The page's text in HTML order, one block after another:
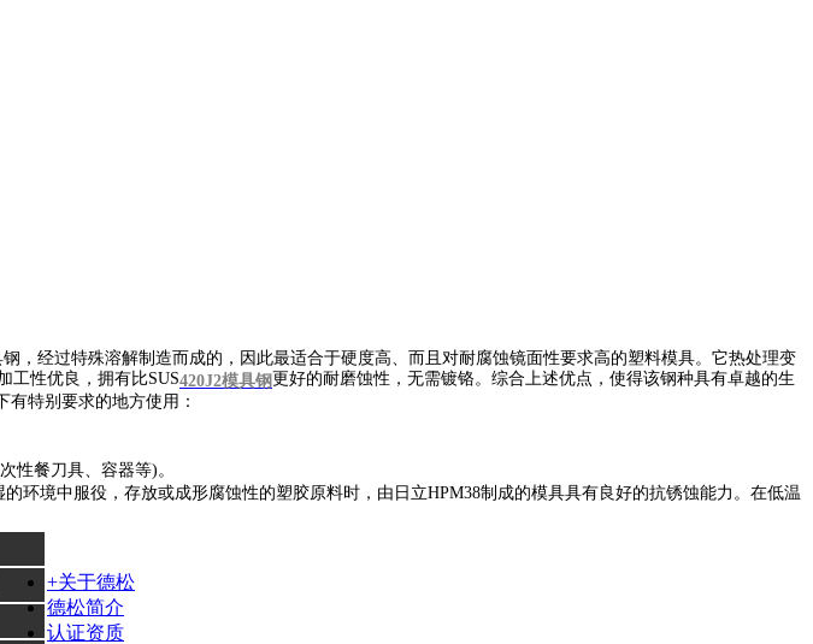
，经过特殊溶解制造而成的，因此最适合于硬度高、而且对耐腐蚀镜面性要求高的塑料模具。它热处理变
工性优良，拥有比SUS420J2模具钢 更好的耐磨蚀性，无需镀铬。综合上述优点，使得该钢种具有卓越的生
特别要求的地方使用：
性餐刀具、容器等)。
环境中服役，存放或成形腐蚀性的塑胶原料时，由日立HPM38制成的模具具有良好的抗锈蚀能力。在低温
+关于德松
德松简介
认证资质